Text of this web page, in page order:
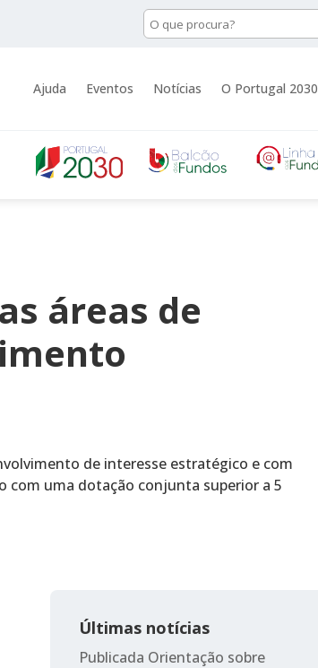
Ajuda Eventos Notícias O Portugal 2030
áreas de
de interesse estratégico e com
com uma dotação conjunta superior a 5
Últimas notícias
Publicada Orientação sobre